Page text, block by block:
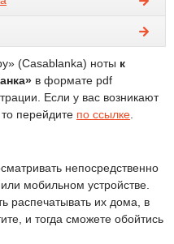
(Casablanka) ноты к
в формате pdf
Если у вас возникают
перейдите по ссылке
непосредственно
мобильном устройстве.
распечатывать их дома, в
и тогда сможете обойтись